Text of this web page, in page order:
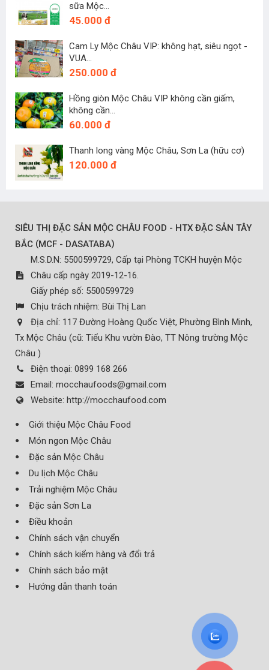
sữa Mộc...
45.000 đ
Cam Ly Mộc Châu VIP: không hạt, siêu ngọt -
VUA...
250.000 đ
Hồng giòn Mộc Châu VIP không cần giấm,
không cần...
60.000 đ
Thanh long vàng Mộc Châu, Sơn La (hữu cơ)
120.000 đ
SIÊU THỊ ĐẶC SẢN MỘC CHÂU FOOD - HTX ĐẶC SẢN TÂY
BẮC (MCF - DASATABA)
M.S.D.N: 5500599729, Cấp tại Phòng TCKH huyện Mộc
Châu cấp ngày 2019-12-16.
Giấy phép số: 5500599729
Chịu trách nhiệm: Bùi Thị Lan
Địa chỉ: 117 Đường Hoàng Quốc Việt, Phường Bình Minh,
Tx Mộc Châu (cũ: Tiểu Khu vườn Đào, TT Nông trường Mộc
Châu )
Điện thoại: 0899 168 266
Email: mocchaufoods@gmail.com
Website: http://mocchaufood.com
Giới thiệu Mộc Châu Food
Món ngon Mộc Châu
Đặc sản Mộc Châu
Du lịch Mộc Châu
Trải nghiệm Mộc Châu
Đặc sản Sơn La
Điều khoản
Chính sách vận chuyển
Chính sách kiểm hàng và đổi trả
Chính sách bảo mật
Hướng dẫn thanh toán